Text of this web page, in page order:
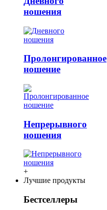
ношения
Пролонгированное
ношение
Непрерывного
ношения
+
Лучшие продукты
Бестселлеры